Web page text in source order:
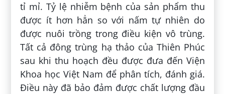
tỉ mỉ. Tỷ lệ nhiễm bệnh của sản phẩm thu
được ít hơn hẳn so với nấm tự nhiên do
được nuôi trồng trong điều kiện vô trùng.
Tất cả đông trùng hạ thảo của Thiên Phúc
sau khi thu hoạch đều được đưa đến Viện
Khoa học Việt Nam để phân tích, đánh giá.
Điều này đã bảo đảm được chất lượng đầu